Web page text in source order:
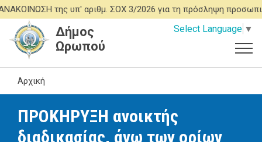
Παράκαμψη
προς
περιεχόμενο
της υπ' αριθμ. ΣΟΧ 3/2026 για τη πρόσληψη
Select Language ▼
Δήμος
Ωρωπού
Αρχική
ΠΡΟΚΗΡΥΞΗ ανοικτής
διαδικασίας, άνω των ορίων